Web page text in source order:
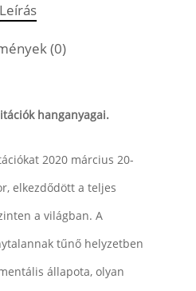
Leírás
(0)
hanganyagai.
2020 március 20-
elkezdődött a teljes
a világban. A
tűnő helyzetben
állapota, olyan